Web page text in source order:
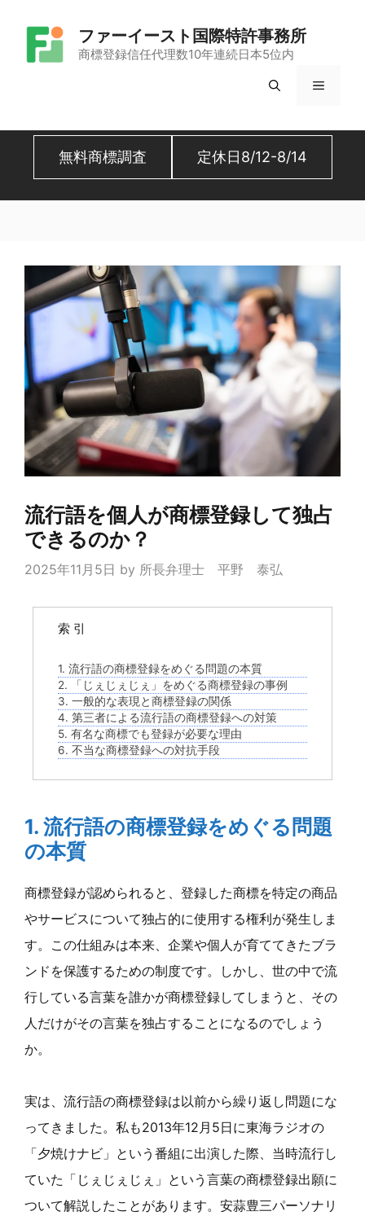
ファーイースト国際特許事務所
商標登録信任代理数10年連続日本5位内
メ
無料商標調査 定休日8/12-8/14
流行語を個人が商標登録して独占
できるのか？
2025年11月5日 by 所長弁理士 平野 泰弘
索 引
1. 流行語の商標登録をめぐる問題の本質
2. 「じぇじぇじぇ」をめぐる商標登録の事例
3. 一般的な表現と商標登録の関係
4. 第三者による流行語の商標登録への対策
5. 有名な商標でも登録が必要な理由
6. 不当な商標登録への対抗手段
1. 流行語の商標登録をめぐる問題
の本質
商標登録が認められると、登録した商標を特定の商品
やサービスについて独占的に使用する権利が発生しま
す。この仕組みは本来、企業や個人が育ててきたブラ
ンドを保護するための制度です。しかし、世の中で流
行している言葉を誰かが商標登録してしまうと、その
人だけがその言葉を独占することになるのでしょう
か。
実は、流行語の商標登録は以前から繰り返し問題にな
ってきました。私も2013年12月5日に東海ラジオの
「夕焼けナビ」という番組に出演した際、当時流行し
ていた「じぇじぇじぇ」という言葉の商標登録出願に
ついて解説したことがあります。安蒜豊三パーソナリ